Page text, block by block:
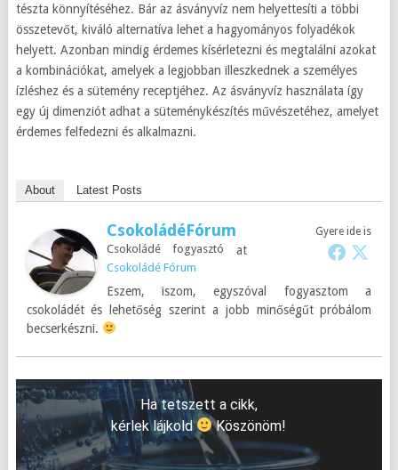
tészta könnyítéséhez. Bár az ásványvíz nem helyettesíti a többi
összetevőt, kiváló alternatíva lehet a hagyományos folyadékok
helyett. Azonban mindig érdemes kísérletezni és megtalálni azokat
a kombinációkat, amelyek a legjobban illeszkednek a személyes
ízléshez és a sütemény receptjéhez. Az ásványvíz használata így
egy új dimenziót adhat a süteménykészítés művészetéhez, amelyet
érdemes felfedezni és alkalmazni.
About Latest Posts
Gyere ide is
CsokoládéFórum
Csokoládé fogyasztó at
Csokoládé Fórum
Eszem, iszom, egyszóval fogyasztom a
csokoládét és lehetőség szerint a jobb minőségűt próbálom
becserkészni.
Ha tetszett a cikk,
kérlek lájkold
Köszönöm!